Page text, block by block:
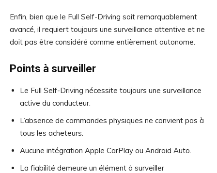
Enfin, bien que le Full Self-Driving soit remarquablement
avancé, il requiert toujours une surveillance attentive et ne
doit pas être considéré comme entièrement autonome.
Points à surveiller
Le Full Self-Driving nécessite toujours une surveillance
active du conducteur.
L’absence de commandes physiques ne convient pas à
tous les acheteurs.
Aucune intégration Apple CarPlay ou Android Auto.
La fiabilité demeure un élément à surveiller